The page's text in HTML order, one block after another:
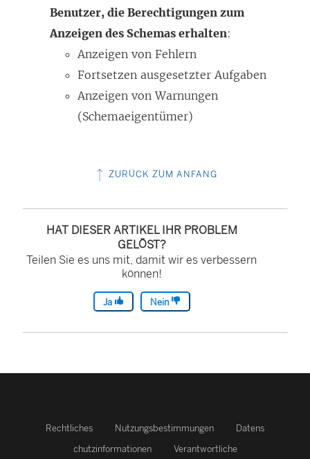
Benutzer, die Berechtigungen zum
Anzeigen des Schemas erhalten:
Anzeigen von Fehlern
Fortsetzen ausgesetzter Aufgaben
Anzeigen von Warnungen
(Schemaeigentümer)
ZURÜCK ZUM ANFANG
HAT DIESER ARTIKEL IHR PROBLEM
GELÖST?
Teilen Sie es uns mit, damit wir es verbessern
können!
Ja Nein
Rechtliches Nutzungsbestimmungen
Datens
chutzinformationen
Verantwortliche